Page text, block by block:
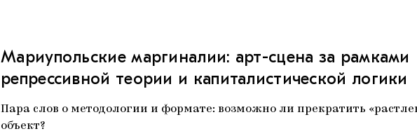
Мариупольские маргиналии: арт-сцена за рамками
репрессивной теории и капиталистической логики
Пара слов о методологии и формате: возможно ли прекратить
объект?